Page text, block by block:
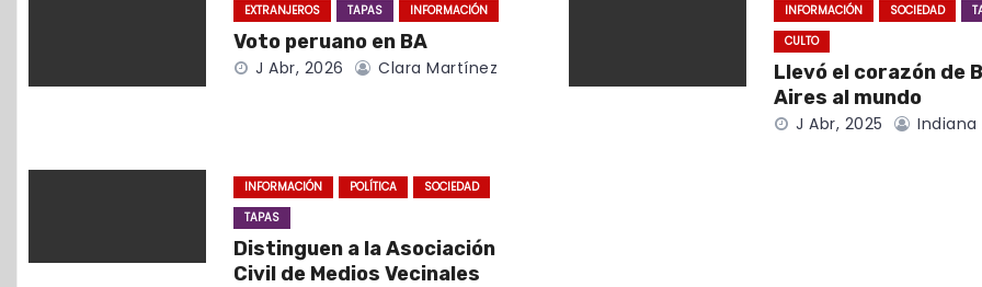
e
t
EXTRANJEROS TAPAS INFORMACIÓN
Voto peruano en BA
J Abr, 2026 Clara Martínez
INFORMACIÓN SOCIEDAD
CULTO
Llevó el corazón de
Aires al mundo
J Abr, 2025 Indiana
INFORMACIÓN POLÍTICA
SOCIEDAD
TAPAS
Distinguen a la Asociación
Civil de Medios Vecinales